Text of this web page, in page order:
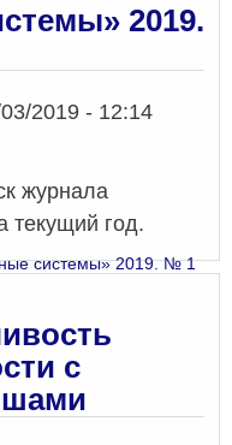
2019.
2019 - 12:14
журнала
текущий год.
системы» 2019. № 1
с